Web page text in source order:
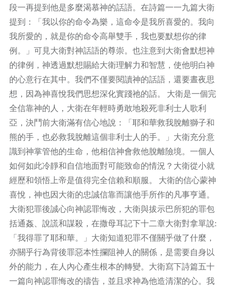
段一再提到他是多麼渴慕神的話語。在詩篇一一九篇大衛
提到：「我以你的命令為樂，這命令是我所喜愛的。我向
我所愛的，就是你的命令高舉雙手，我也要默想你的律
例。」可見大衛對神話語的尊崇。也注意到大衛會默想神
的律例，神透過默想賜給大衛理解力和智慧，使他明白神
的心意行在其中。我們不僅要閱讀神的話語，還要晝夜思
想，因為神喜悅我們思想深化實踐祂的話。 大衛是一個完
全信靠神的人，大衛在年輕時勇敢地殺死非利士人歌利
亞，決鬥前大衛滿有信心地說：「耶和華救我脫離獅子和
熊的手，也必救我脫離這個非利士人的手。」大衛充分意
識到神掌管他的生命，他相信神會救他脫離險境。一個人
如何如此冷靜和自信地面對可能致命的情況？大衛從小就
經歷和領悟上帝是值得完全信賴和順服。 大衛的信心蒙神
喜悅，神也因大衛的忠誠信靠而讓他手所作的凡事亨通。
大衛犯罪後誠心向神認罪悔改，大衛與拔示巴所犯的罪包
括通姦、說謊和謀殺，在撒母耳記下十二章大衛對拿單說:
「我得罪了耶和華。」大衛知道犯罪不僅關乎做了什麼，
亦關乎行為背後罪惡本性攔阻神人的關係，是需要自身以
外的能力，在人內心產生根本的轉變。大衛寫下詩篇五十
一篇向神認罪悔改的禱告，並且求神為他造清潔的心。我